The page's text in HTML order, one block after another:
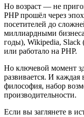
Но возраст — не
PHP прошёл через
посетителей до
миллиардными
годы), Wikipedia, Slack
или работало на PHP.
Но ключевой момент
развивается. И
философия, набор
производительности.
Если вы заглянете в